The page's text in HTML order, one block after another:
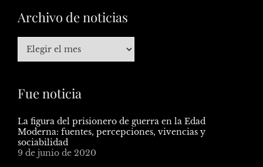
Archivo de noticias
Fue noticia
La figura del prisionero de guerra en la Edad
Moderna: fuentes, percepciones, vivencias y
sociabilidad
9 de junio de 2020